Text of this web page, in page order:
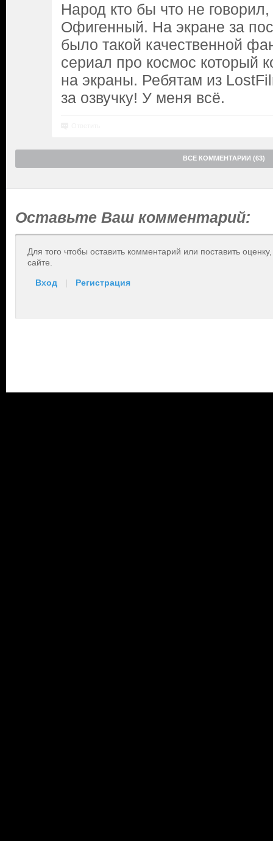
Народ кто бы что не
Офигенный. На экране за
было такой качественной
сериал про космос который
на экраны. Ребятам из
за озвучку! У меня всё.
ВСЕ КОММЕНТАРИИ (63)
Оставьте Ваш комментарий:
Для того чтобы оставить комментарий или поставить
сайте.
Вход | Регистрация